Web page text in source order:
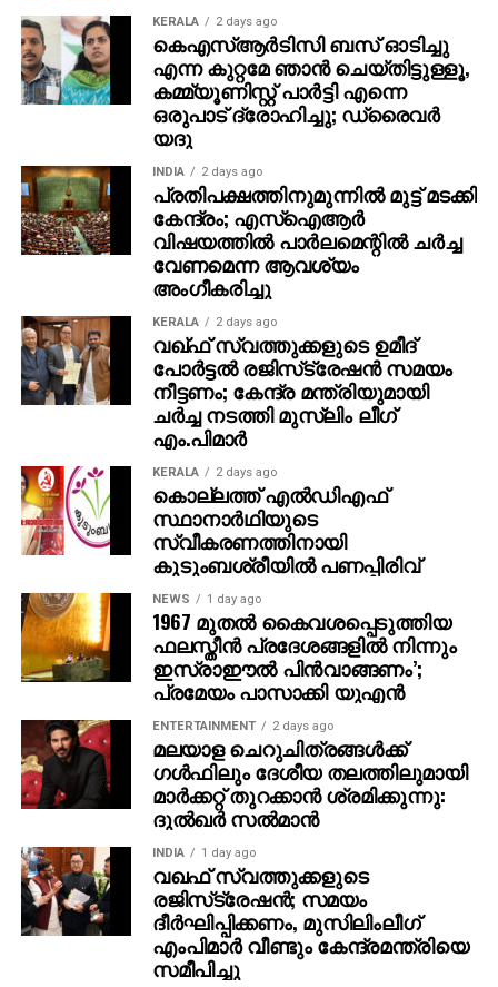
സോഷ്യല്‍ മീഡിയയില്‍ ഇന്ന് ആദ്യ
എസ്എംഎസിനെ കുറിച്ച് രസകരമായ
പ്രതികരണങ്ങളും ഉയരുന്നുണ്ട്. ‘ക്രിസ്മസിന് മുന്‍പേ
‘മെറി ക്രിസ്മസ്’ അയച്ചത് എന്തിനു?’ എന്ന
പരിഹാസത്തിനൊപ്പം, ഒരു ലളിതമായ രണ്ട്
വാക്കുകളുടെ സന്ദേശം ലോകത്തെ സാങ്കേതിക
പുരോഗതിയുടെ വഴി തുറന്ന മഹത്തായ
നിമിഷമാണെന്ന് പലരും ഓര്‍മ്മിപ്പിക്കുന്നു. 33 വര്‍ഷം
മുമ്പ് ആരംഭിച്ച ഈ ചെറുസന്ദേശത്തിന്റെ യാത്ര ഇന്ന്
കോടിക്കണക്കിന് ആശയങ്ങള്‍ കൈമാറ്റം ചെയ്യുന്ന
അതിവേഗ ഡിജിറ്റല്‍ ലോകത്തിന്റെയും അടിസ്ഥാനം
തന്നെയാണെന്ന് വിദഗ്ധര്‍ ചൂണ്ടിക്കാട്ടുന്നു
KERALA 2 days ago
കെഎസ്ആര്‍ടിസി ബസ് ഓടിച്ചു
എന്ന കുറ്റമേ ഞാന്‍ ചെയ്തിട്ടുള്ളൂ,
കമ്മ്യൂണിസ്റ്റ് പാര്‍ട്ടി എന്നെ
ഒരുപാട് ദ്രോഹിച്ചു; ഡ്രൈവര്‍
യദു
INDIA 2 days ago
പ്രതിപക്ഷത്തിനുമുന്നില്‍ മുട്ട് മടക്കി
കേന്ദ്രം; എസ്ഐആർ
വിഷയത്തിൽ പാർലമെന്റിൽ ചർച്ച
വേണമെന്ന ആവശ്യം
അംഗീകരിച്ചു
KERALA 2 days ago
വഖ്ഫ് സ്വത്തുക്കളുടെ ഉമീദ്
പോര്‍ട്ടല്‍ രജിസ്‌ട്രേഷന്‍ സമയം
നീട്ടണം; കേന്ദ്ര മന്ത്രിയുമായി
ചര്‍ച്ച നടത്തി മുസ്‌ലിം ലീഗ്
എം.പിമാര്‍
KERALA 2 days ago
കൊല്ലത്ത് എല്‍ഡിഎഫ്
സ്ഥാനാര്‍ഥിയുടെ
സ്വീകരണത്തിനായി
കുടുംബശ്രീയില്‍ പണപ്പിരിവ്
NEWS 1 day ago
1967 മുതല്‍ കൈവശപ്പെടുത്തിയ
ഫലസ്തീന്‍ പ്രദേശങ്ങളില്‍ നിന്നും
ഇസ്രാഈല്‍ പിന്‍വാങ്ങണം’;
പ്രമേയം പാസാക്കി യുഎന്‍
ENTERTAINMENT 2 days ago
മലയാള ചെറുചിത്രങ്ങള്‍ക്ക്
ഗള്‍ഫിലും ദേശീയ തലത്തിലുമായി
മാര്‍ക്കറ്റ് തുറക്കാന്‍ ശ്രമിക്കുന്നു:
ദുല്‍ഖര്‍ സല്‍മാന്‍
INDIA 1 day ago
വഖഫ് സ്വത്തുക്കളുടെ
രജിസ്‌ട്രേഷന്‍; സമയം
ദീര്‍ഘിപ്പിക്കണം, മുസിലിംലീഗ്
എംപിമാര്‍ വീണ്ടും കേന്ദ്രമന്ത്രിയെ
സമീപിച്ചു